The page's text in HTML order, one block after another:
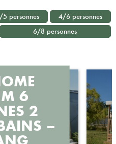
personnes
4/6 personnes
6/8 personnes
6
2
–